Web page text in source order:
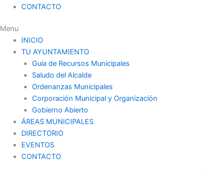
CONTACTO
Menu
INICIO
TU AYUNTAMIENTO
Guía de Recursos Municipales
Saludo del Alcalde
Ordenanzas Municipales
Corporación Municipal y Organización
Gobierno Abierto
ÁREAS MUNICIPALES
DIRECTORIO
EVENTOS
CONTACTO